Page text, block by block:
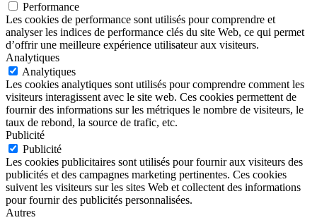
Performance
Les cookies de performance sont utilisés pour comprendre et
analyser les indices de performance clés du site Web, ce qui permet
d’offrir une meilleure expérience utilisateur aux visiteurs.
Analytiques
Analytiques
Les cookies analytiques sont utilisés pour comprendre comment les
visiteurs interagissent avec le site web. Ces cookies permettent de
fournir des informations sur les métriques le nombre de visiteurs, le
taux de rebond, la source de trafic, etc.
Publicité
Publicité
Les cookies publicitaires sont utilisés pour fournir aux visiteurs des
publicités et des campagnes marketing pertinentes. Ces cookies
suivent les visiteurs sur les sites Web et collectent des informations
pour fournir des publicités personnalisées.
Autres